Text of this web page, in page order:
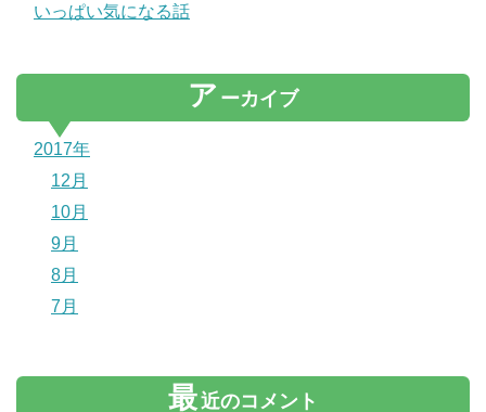
いっぱい気になる話
ア ーカイブ
2017年
12月
10月
9月
8月
7月
最近のコメント